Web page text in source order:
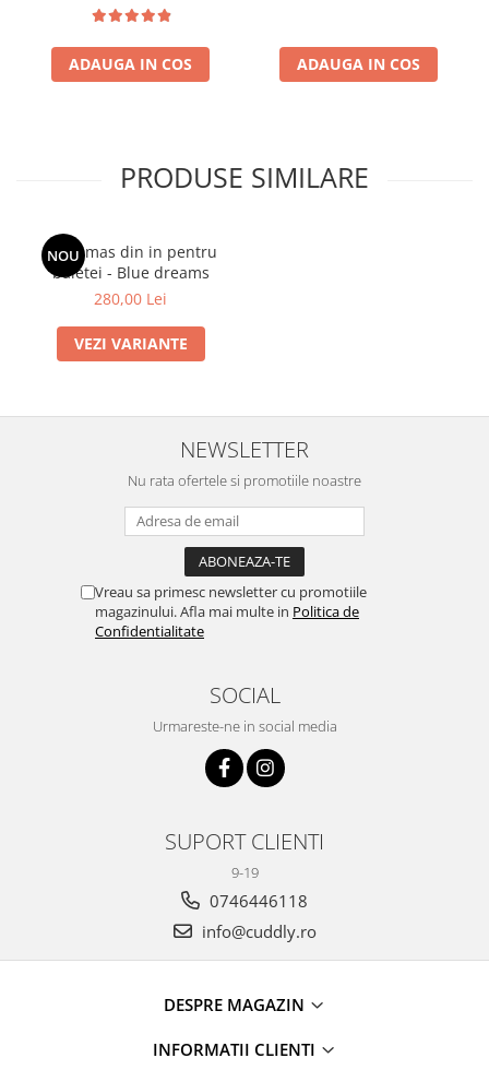
ADAUGA IN COS ADAUGA IN COS
PRODUSE SIMILARE
NOU
Costumas din in pentru
baietei - Blue dreams
280,00 Lei
VEZI VARIANTE
NEWSLETTER
Nu rata ofertele si promotiile noastre
Vreau sa primesc newsletter cu promotiile
magazinului. Afla mai multe in Politica de
Confidentialitate
SOCIAL
Urmareste-ne in social media
SUPORT CLIENTI
9-19
0746446118
info@cuddly.ro
DESPRE MAGAZIN
INFORMATII CLIENTI